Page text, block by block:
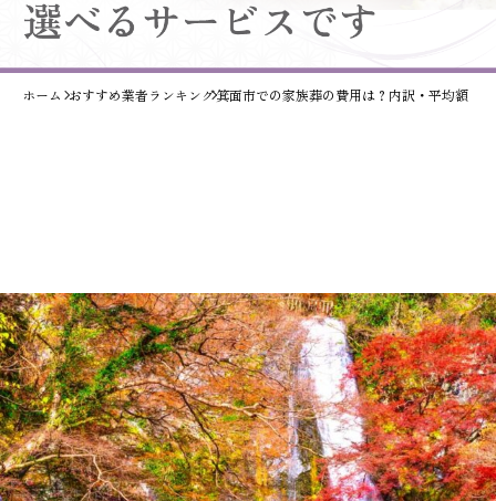
ホーム おすすめ業者ランキング箕面市での家族葬の費用は？内訳・平均額・